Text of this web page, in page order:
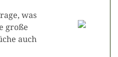
was
große
auch